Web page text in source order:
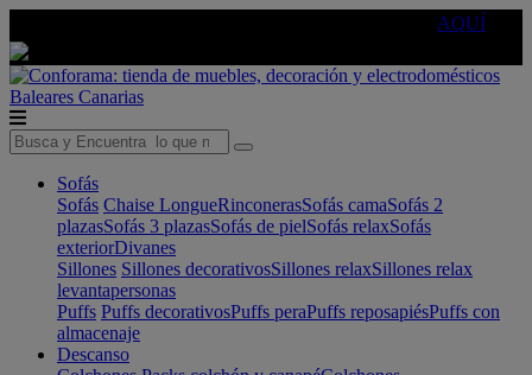
AQUÍ
Baleares Canarias
Sofás
Sofás Chaise LongueRinconerasSofás camaSofás 2
plazasSofás 3 plazasSofás de pielSofás relaxSofás
exteriorDivanes
Sillones Sillones decorativosSillones relaxSillones relax
levantapersonas
Puffs Puffs decorativosPuffs peraPuffs reposapiésPuffs con
almacenaje
Descanso